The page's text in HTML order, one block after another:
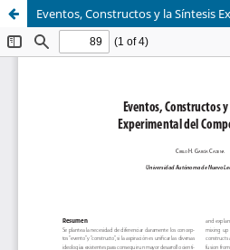
Eventos, Constructos y la Síntesis